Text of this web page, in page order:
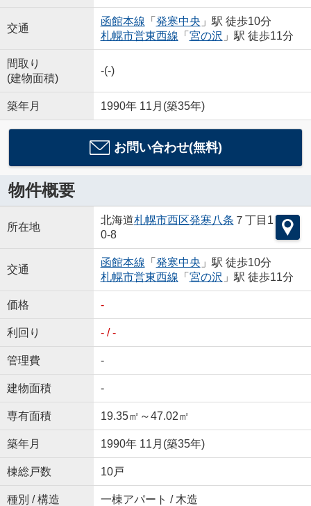
交通
函館本線 「 発寒中央 」駅 徒歩10分
札幌市営東西線 「 宮の沢 」駅 徒歩11分
間取り
(建物面積)
-(-)
築年月 1990年 11月(築35年)
お問い合わせ(無料)
物件概要
所在地
北海道札幌市西区発寒八条 ７丁目1
0-8
交通
函館本線 「 発寒中央 」駅 徒歩10分
札幌市営東西線 「 宮の沢 」駅 徒歩11分
価格 -
利回り - / -
管理費 -
建物面積 -
専有面積 19.35㎡～47.02㎡
築年月 1990年 11月(築35年)
棟総戸数 10戸
種別 / 構造 一棟アパート / 木造